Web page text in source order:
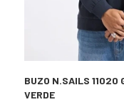
BUZO N.SAILS 11020
VERDE